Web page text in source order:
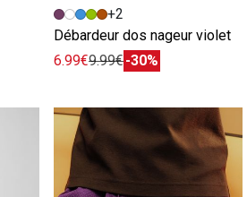
Image précédente
Image suivante
+2
Débardeur dos nageur violet
6.99€9.99€-30%